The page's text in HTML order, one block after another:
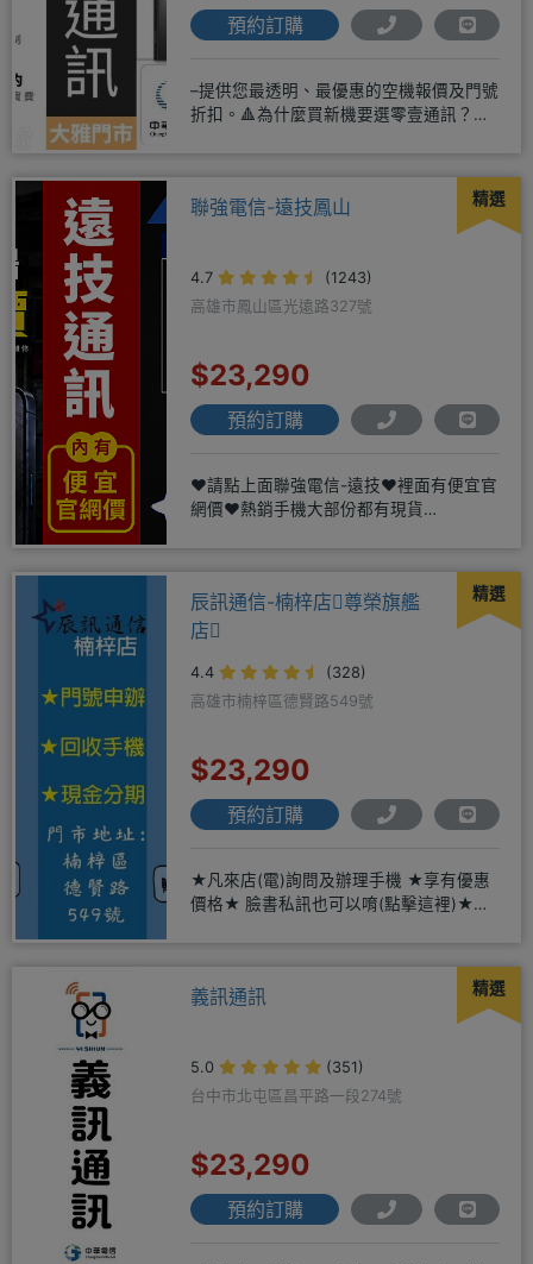
預約訂購
–提供您最透明、最優惠的空機報價及門號
折扣。🔺為什麼買新機要選零壹通訊？
精選
聯強電信-遠技鳳山
4.7
(1243)
高雄市鳳山區光遠路327號
$23,290
預約訂購
❤️請點上面聯強電信-遠技❤️裡面有便宜官
網價❤️熱銷手機大部份都有現貨
精選
辰訊通信-楠梓店尊榮旗艦
店
4.4
(328)
高雄市楠梓區德賢路549號
$23,290
預約訂購
★凡來店(電)詢問及辦理手機 ★享有優惠
價格★ 臉書私訊也可以唷(點擊這裡)★免
精選
義訊通訊
5.0
(351)
台中市北屯區昌平路一段274號
$23,290
預約訂購